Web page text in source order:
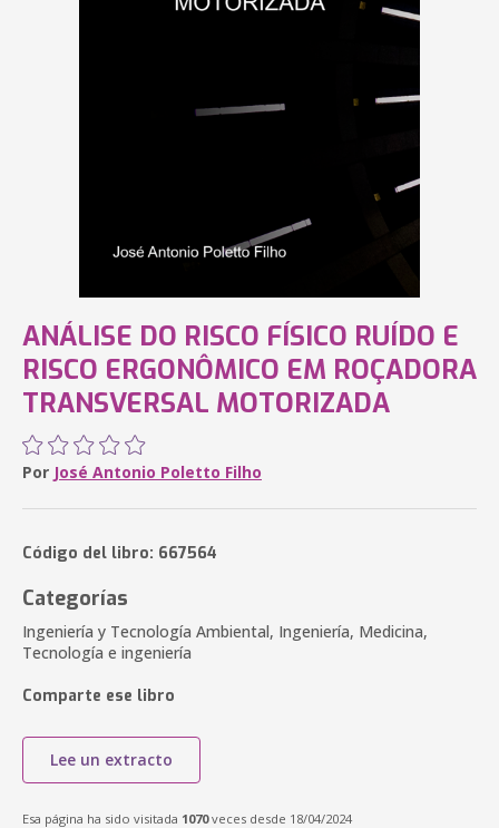
ANÁLISE DO RISCO FÍSICO RUÍDO E
RISCO ERGONÔMICO EM ROÇADORA
TRANSVERSAL MOTORIZADA
Por José Antonio Poletto Filho
Código del libro: 667564
Categorías
Ingeniería y Tecnología Ambiental, Ingeniería, Medicina,
Tecnología e ingeniería
Comparte ese libro
Lee un extracto
Esa página ha sido visitada 1070veces desde 18/04/2024